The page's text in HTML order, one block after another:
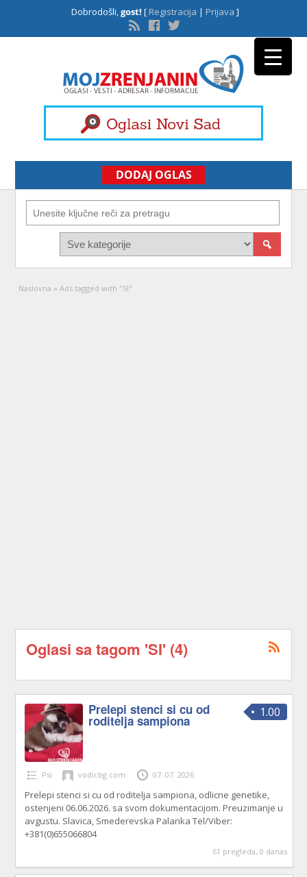
Dobrodošli,gost! [Registracija | Prijava ]
DODAJ OGLAS
Naslovna » Ads tagged with "SI"
Oglasi sa tagom 'SI' (4)
1.00
Prelepi stenci si cu od
roditelja sampiona
Psi vodicbg.com 07. 07. 2026
Prelepi stenci si cu od roditelja sampiona, odlicne genetike,
ostenjeni 06.06.2026. sa svom dokumentacijom. Preuzimanje u
avgustu. Slavica, Smederevska Palanka Tel/Viber:
+381(0)655066804
61 pregleda, 0 danas